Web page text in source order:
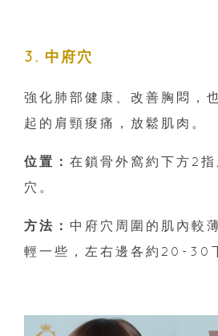
3. 中府穴
強化肺部健康、改善胸悶，
起的肩頸痠痛，放鬆肌肉。
位置： 在鎖骨外窩約下方2
穴。
方法： 中府穴周圍的肌內較
輕一些，左右邊各約20-30